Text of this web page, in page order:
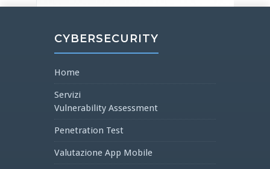
CYBERSECURITY
Home
Servizi
Vulnerability Assessment
Penetration Test
Valutazione App Mobile